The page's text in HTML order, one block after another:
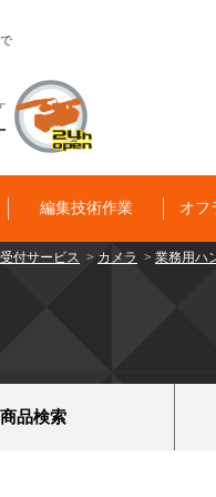
編集技術作業 オフ
付サービス > カメラ > 業務用ハ
商品検索